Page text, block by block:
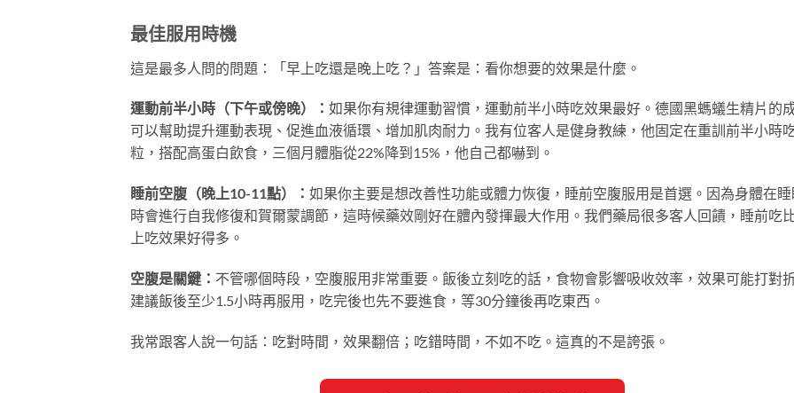
最佳服用時機
這是最多人問的問題：「早上吃還是晚上吃？」答案是：看你想要的效果是什麼。
運動前半小時（下午或傍晚）： 如果你有規律運動習慣，運動前半小時吃效果最好。德國黑螞蟻生精片的
可以幫助提升運動表現、促進血液循環、增加肌肉耐力。我有位客人是健身教練，他固定在重訓前半小時
粒，搭配高蛋白飲食，三個月體脂從22%降到15%，他自己都嚇到。
睡前空腹（晚上10-11點）： 如果你主要是想改善性功能或體力恢復，睡前空腹服用是首選。因為身體在
時會進行自我修復和賀爾蒙調節，這時候藥效剛好在體內發揮最大作用。我們藥局很多客人回饋，睡前吃
上吃效果好得多。
空腹是關鍵： 不管哪個時段，空腹服用非常重要。飯後立刻吃的話，食物會影響吸收效率，效果可能打對
建議飯後至少1.5小時再服用，吃完後也先不要進食，等30分鐘後再吃東西。
我常跟客人說一句話：吃對時間，效果翻倍；吃錯時間，不如不吃。這真的不是誇張。